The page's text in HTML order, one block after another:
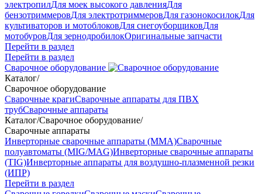
электропилДля моек высокого давленияДля
бензотриммеровДля электротриммеровДля газонокосилокДля
культиваторов и мотоблоковДля снегоуборщиковДля
мотобуровДля зернодробилокОригинальные запчасти
Перейти в раздел
Перейти в раздел
Сварочное оборудование
Каталог/
Сварочное оборудование
Сварочные крагиСварочные аппараты для ПВХ
трубСварочные аппараты
Каталог/Сварочное оборудование/
Сварочные аппараты
Инверторные сварочные аппараты (ММА)Сварочные
полуавтоматы (MIG/MAG)Инверторные сварочные аппараты
(TIG)Инверторные аппараты для воздушно-плазменной резки
(ИПР)
Перейти в раздел